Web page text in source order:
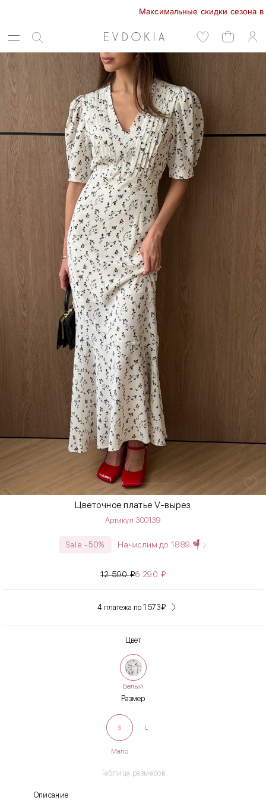
Максимальные скидки сезона в
Цветочное платье V-вырез
Артикул 300139
Sale -50% Начислим до 1889
12 590₽6 290 ₽
4 платежа по 1 573₽
Цвет
Белый
Размер
Таблица размеров
S
Мало
L
Описание